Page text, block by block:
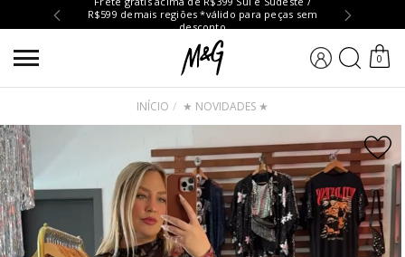
R$599 demais regiões *válido para peças sem
desconto
0
INÍCIO ★ NOVIDADES ★